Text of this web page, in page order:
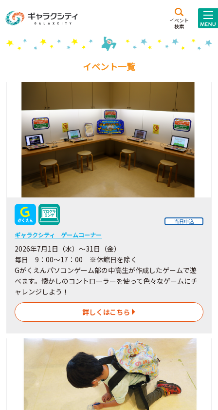
イベント
検索
施設案内
こども
西新井
施設･
こどもみーてぃんぐ
Gがくえん
ブランドからのお知らせ
いっしょに創る
イベントレポート
イベント一覧
当日申込
ギャラクシティ ゲームコーナー
2026年7月1日（水）～31日（金）
毎日 9：00～17：00 ※休館日を除く
Gがくえんパソコンゲーム部の中高生が作成したゲームで遊
べます。懐かしのコントローラーを使って色々なゲームにチ
ャレンジしよう！
詳しくはこちら